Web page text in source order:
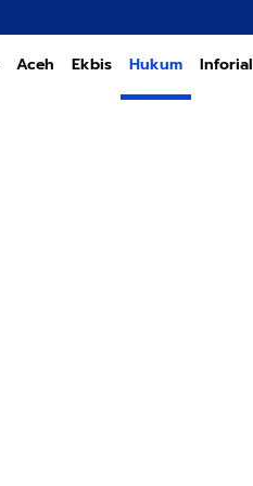
Aceh Ekbis Hukum Inforial